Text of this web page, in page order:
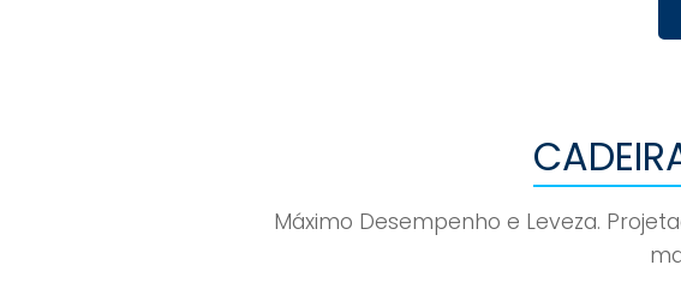
Máximo Desempenho e Leveza.